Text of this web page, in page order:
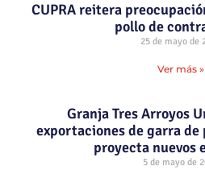
CUPRA reitera
pollo de
25 de mayo de
Ver más »
Granja Tres Arroyos
exportaciones de garra de
proyecta nuevos
5 de mayo de